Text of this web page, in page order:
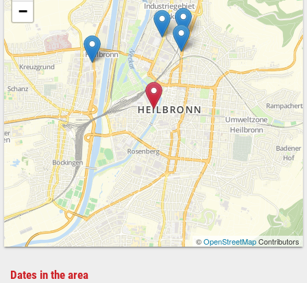
−
©OpenStreetMapContributors
Dates in the area